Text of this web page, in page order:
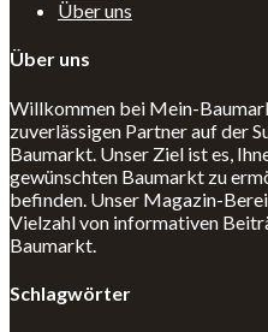
Über uns
Über uns
Willkommen bei Mein-
zuverlässigen Partner auf der
Baumarkt. Unser Ziel ist es,
gewünschten Baumarkt zu
befinden. Unser Magazin-
Vielzahl von informativen
Baumarkt.
Schlagwörter